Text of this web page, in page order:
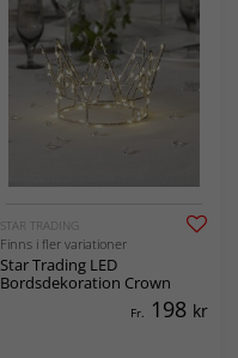
STAR TRADING
Finns i fler variationer
Star Trading LED
Bordsdekoration Crown
Fr. 198 kr